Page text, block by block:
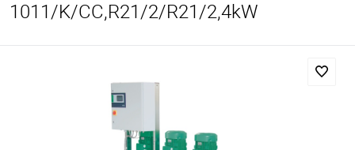
1011/K/CC,R21/2/R21/2,4kW